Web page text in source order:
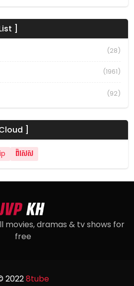
]
(28)
(1961)
(92)
]
ពិសេស
movies, dramas & tv shows for
free
20228tube